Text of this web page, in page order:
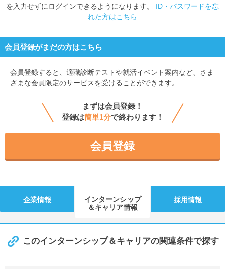
を入力せずにログインできるようになります。 ID・パスワードを忘
れた方はこちら
会員登録がまだの方はこちら
会員登録すると、 適職診断テストや就活イベント案内など、さま
ざまな会員限定のサービスを受けることができます。
まずは会員登録！
登録は簡単1分で終わります！
会員登録
企業情報
インターンシップ
＆キャリア情報
採用情報
このインターンシップ＆キャリアの関連条件で探す